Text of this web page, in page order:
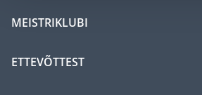
MEISTRIKLUBI
ETTEVÕTTEST